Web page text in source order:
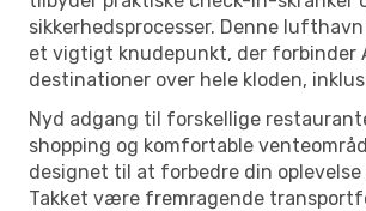
sikkerhedsprocesser. Denne
et vigtigt knudepunkt, der forbinder
destinationer over hele kloden,
Nyd adgang til forskellige
shopping og komfortable
designet til at forbedre din
Takket være fremragende